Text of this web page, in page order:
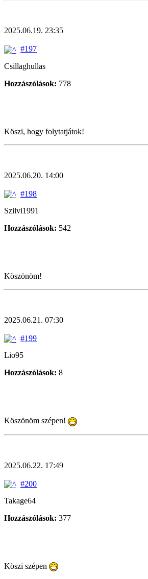
2025.06.19. 23:35
#197
Csillaghullas
Hozzászólások: 778
Köszi, hogy folytatjátok!
2025.06.20. 14:00
#198
Szilvi1991
Hozzászólások: 542
Köszönöm!
2025.06.21. 07:30
#199
Lio95
Hozzászólások: 8
Köszönöm szépen!
2025.06.22. 17:49
#200
Takage64
Hozzászólások: 377
Köszi szépen